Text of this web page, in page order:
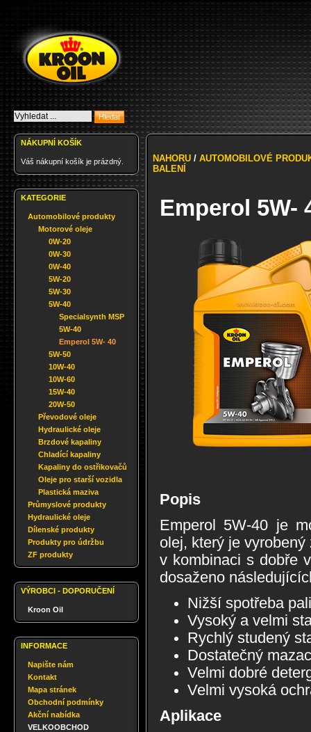
NÁKUPNÍ KOŠÍK
Váš nákupní košík je prázdný.
KATEGORIE
Automobilové produkty
Motorové oleje
0W-20
0W-30
0W-40
5W-20
5W-30
5W-40
Specialsynth MSP
5W-40
Emperol 5W- 40
5W-50
10W-40
10W-60
15W-40
20W-50
Převodové oleje
Hydraulické oleje
Brzdové kapaliny
Chladící kapaliny
Kapaliny do ostřikovačů
Oleje pro starší vozidla
Plastická maziva
Průmyslové produkty
Hydraulické oleje
Dílenské produkty
Produkty pro údržbu
ZF produkty
VÝROBCI - DOPORUČENÍ
Kroon Oil
INFORMACE
Napište nám
Kontakt
Mapa stránek
Obchodní podmínky
Akční nabídka
VELKOOBCHOD
NAHORU / AUTOMOBILOVÉ
BALENÍ
Emperol 5W-
Popis
Emperol 5W-40 je
olej, který je
v kombinaci s dobře
dosaženo
Nižší spotřeba
Vysoký a velmi
Rychlý studený
Dostatečný
Velmi dobré
Velmi vysoká
Aplikace